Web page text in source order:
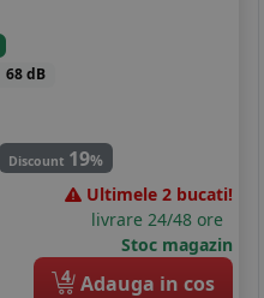
68 dB
Discount 19%
Ultimele 2 bucati!
livrare 24/48 ore
Stoc magazin
4 Adauga in cos